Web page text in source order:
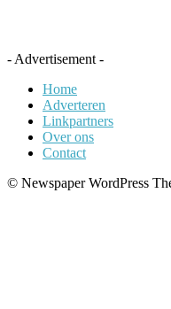
- Advertisement -
Home
Adverteren
Linkpartners
Over ons
Contact
© Newspaper WordPress